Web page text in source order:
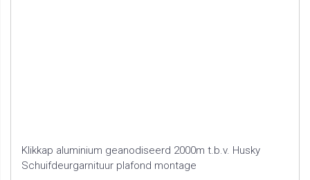
Klikkap aluminium geanodiseerd 2000m t.b.v. Husky
Schuifdeurgarnituur plafond montage